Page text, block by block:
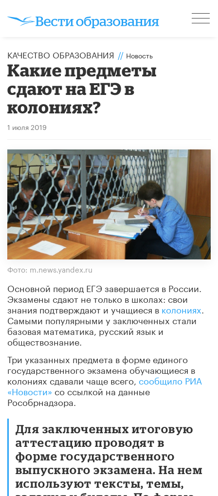
КАЧЕСТВО ОБРАЗОВАНИЯ // Новость
Какие предметы
сдают на ЕГЭ в
колониях?
1 июля 2019
Фото: m.news.yandex.ru
Основной период ЕГЭ завершается в России.
Экзамены сдают не только в школах: свои
знания подтверждают и учащиеся в колониях
Самыми популярными у заключенных стали
базовая математика, русский язык и
обществознание.
Три указанных предмета в форме единого
государственного экзамена обучающиеся в
колониях сдавали чаще всего, сообщило РИА
«Новости» со ссылкой на данные
Рособрнадзора.
Для заключенных итоговую
аттестацию проводят в
форме государственного
выпускного экзамена. На нем
используют тексты, темы,